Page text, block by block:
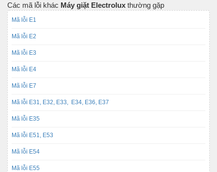
Các mã lỗi khác Máy giặt Electrolux thường gặp
Mã lỗi E1
Mã lỗi E2
Mã lỗi E3
Mã lỗi E4
Mã lỗi E7
Mã lỗi E31, E32, E33, E34, E36, E37
Mã lỗi E35
Mã lỗi E51, E53
Mã lỗi E54
Mã lỗi E55